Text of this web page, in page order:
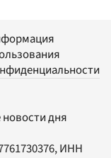
новости дня
ИНН